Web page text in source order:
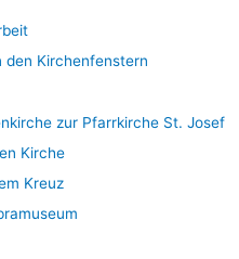
den Kirchenfenstern
zur Pfarrkirche St. Josef
Kirche
Kreuz